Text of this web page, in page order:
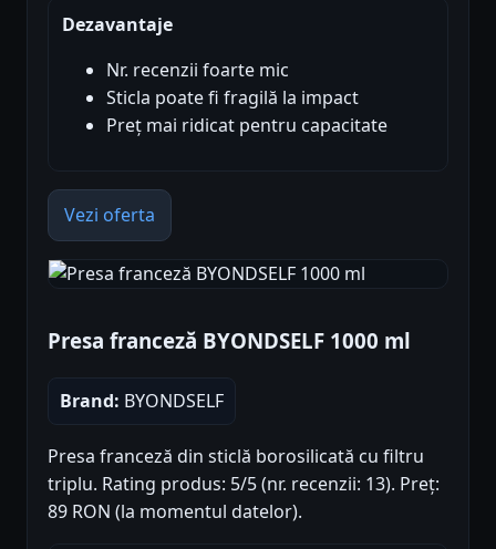
Dezavantaje
Nr. recenzii foarte mic
Sticla poate fi fragilă la impact
Preț mai ridicat pentru capacitate
Vezi oferta
Presa franceză BYONDSELF 1000 ml
Brand: BYONDSELF
Presa franceză din sticlă borosilicată cu filtru
triplu. Rating produs: 5/5 (nr. recenzii: 13). Preț:
89 RON (la momentul datelor).